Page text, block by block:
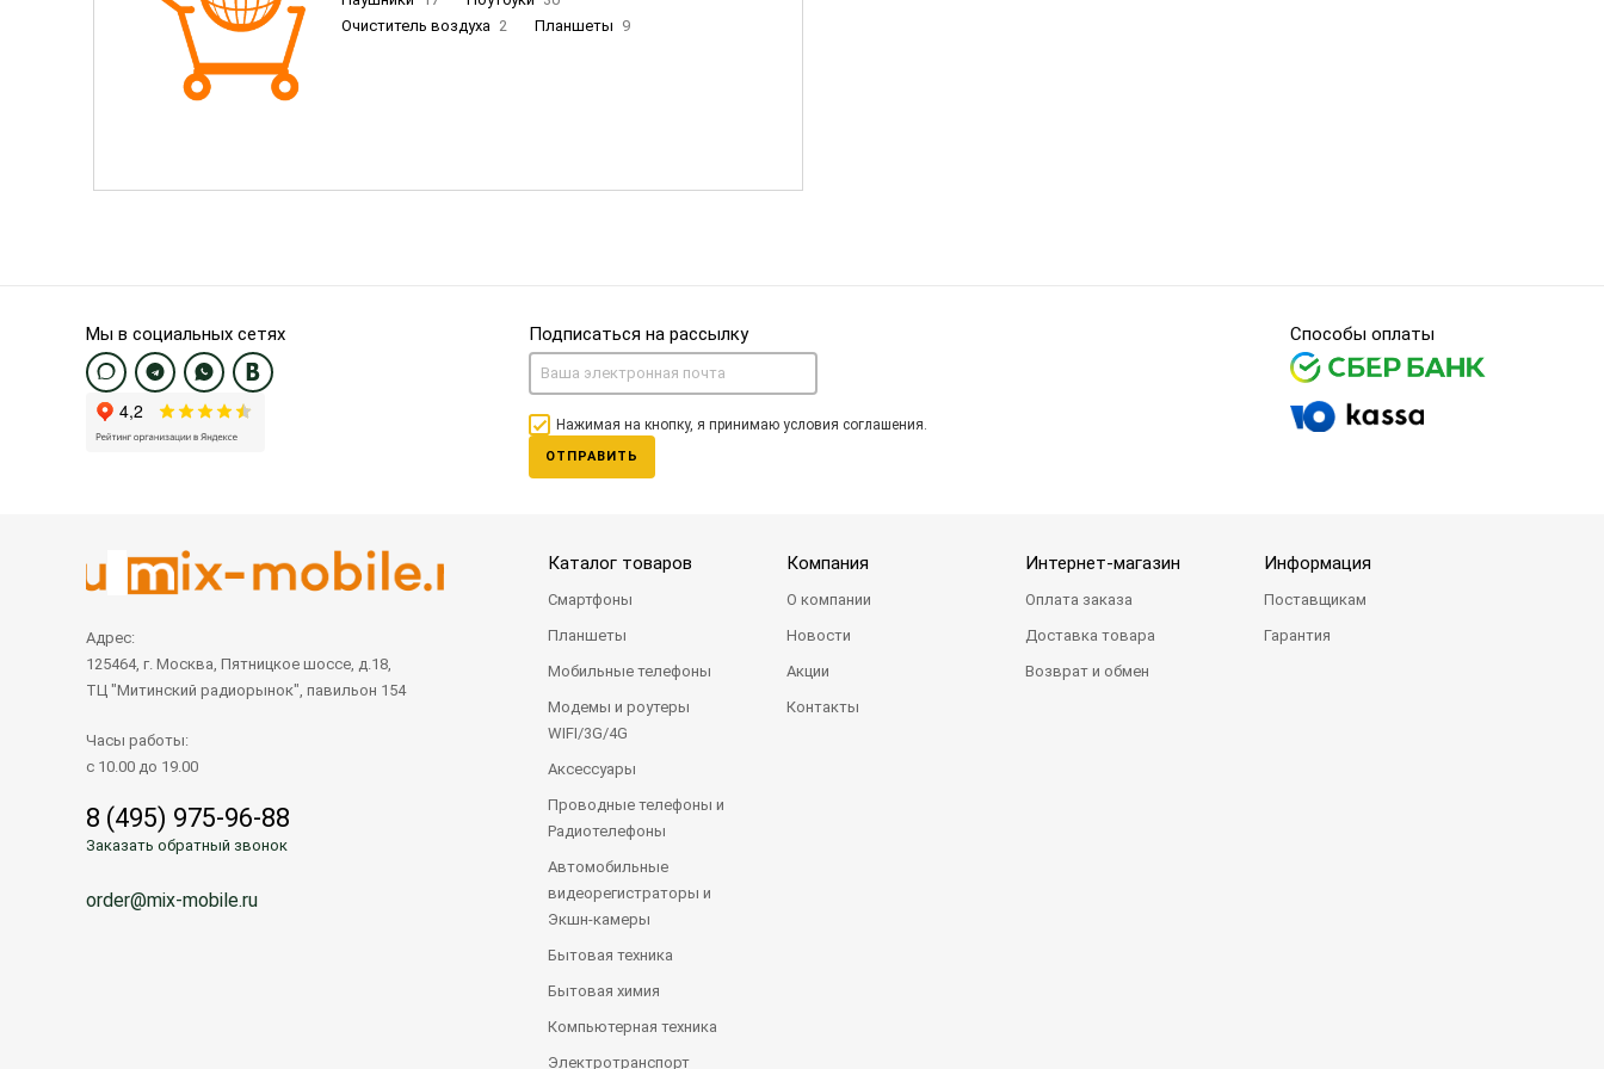
Очиститель воздуха 2 Планшеты 9
Мы в социальных сетях Подписаться на рассылку
Нажимая на кнопку, я принимаю условия соглашения.
ОТПРАВИТЬ
Способы оплаты
Адрес:
125464, г. Москва, Пятницкое шоссе, д.18,
ТЦ "Митинский радиорынок", павильон 154
Часы работы:
с 10.00 до 19.00
8 (495) 975-96-88
Заказать обратный звонок
order@mix-mobile.ru
Каталог товаров
Смартфоны
Планшеты
Мобильные телефоны
Модемы и роутеры
WIFI/3G/4G
Аксессуары
Проводные телефоны и
Радиотелефоны
Автомобильные
видеорегистраторы и
Экшн-камеры
Бытовая техника
Бытовая химия
Компьютерная техника
Электротранспорт
Компания
О компании
Новости
Акции
Контакты
Интернет-магазин
Оплата заказа
Доставка товара
Возврат и обмен
Информация
Поставщикам
Гарантия